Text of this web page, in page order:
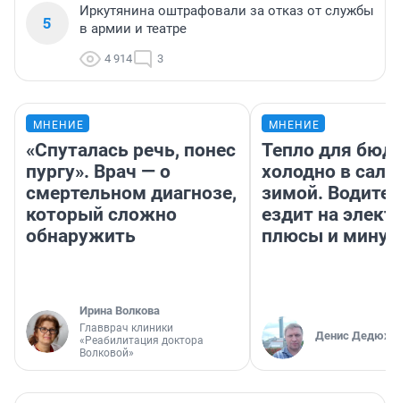
5
Иркутянина оштрафовали за отказ от службы
в армии и театре
4 914 3
МНЕНИЕ
«Спуталась речь, понес
пургу». Врач — о
смертельном диагнозе,
который сложно
обнаружить
Ирина Волкова
Главврач клиники
«Реабилитация доктора
Волковой»
МНЕНИЕ
Тепло для
холодно в
зимой.
ездит на
плюсы и
Денис